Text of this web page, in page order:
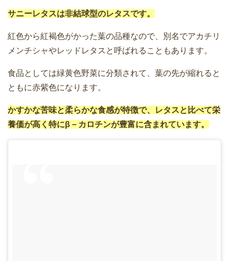
サニーレタスは非結球型のレタスです。
紅色から紅褐色がかった葉の品種なので、別名でアカチリ
メンチシャやレッドレタスと呼ばれることもあります。
食品としては緑黄色野菜に分類されて、葉の先が縮れると
ともに赤紫色になります。
かすかな苦味と柔らかな食感が特徴で、レタスと比べて栄
養価が高く特にβ－カロチンが豊富に含まれています。